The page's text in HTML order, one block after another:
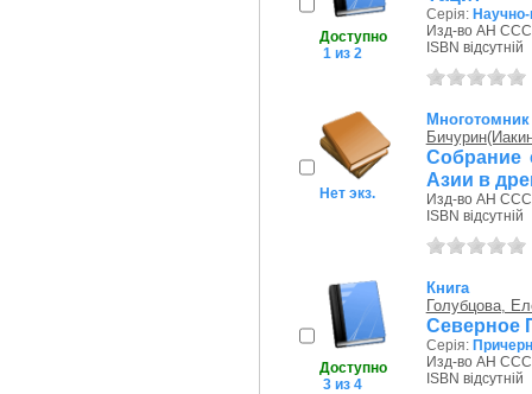
Доступно
1 из 2
Серія:
Изд-во АН
ISBN відсутній
Нет экз.
Многотомник
Собрание
Азии в
Изд-во АН
ISBN відсутній
Доступно
3 из 4
Книга
Голубцова,
Северное
Серія:
Изд-во АН
ISBN відсутній